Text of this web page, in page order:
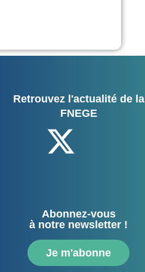
Retrouvez l'actualité de la
FNEGE
Abonnez-vous
à notre newsletter !
Je m'abonne